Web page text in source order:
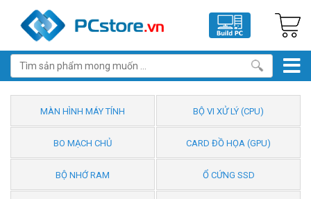
MÀN HÌNH MÁY TÍNH BỘ VI XỬ LÝ (CPU)
BO MẠCH CHỦ CARD ĐỒ HỌA (GPU)
BỘ NHỚ RAM Ổ CỨNG SSD